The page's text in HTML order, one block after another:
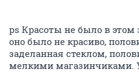
ps Красоты не было в этом
оно было не красиво,
заделанная стеклом,
мелкими магазинчиками.